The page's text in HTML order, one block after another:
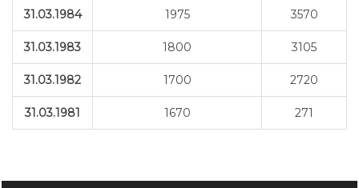
31.03.1984 1975 3570
31.03.1983 1800 3105
31.03.1982 1700 2720
31.03.1981 1670 271